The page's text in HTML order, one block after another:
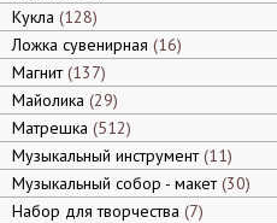
Кукла 128
Ложка сувенирная 16
Магнит 137
Майолика 29
Матрешка 512
Музыкальный инструмент 11
Музыкальный собор - макет 30
Набор для творчества 7